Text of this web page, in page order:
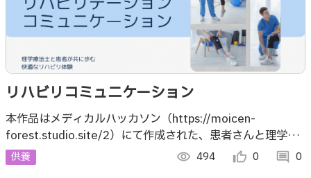
リハビリコミュニケーション
本作品はメディカルハッカソン（https://moicen-
forest.studio.site/2）にて作成された、患者さんと理学療
法士さんのコミュニケーションを円滑にするためのプラット
フォームです
供養 visibility 494 thumb_up_alt 0 comment 0